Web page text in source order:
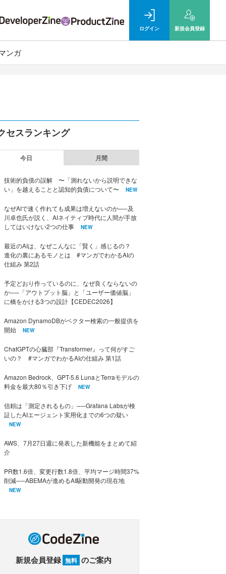
ログイン 新規会員登録
ンガ
セスランキング
今日 月間
技術的負債の誤解 〜「測れないから説明できな
い」を越えることと認知的負債について〜
NEW
なぜAIで速く作れても成果は増えないのか──及
川卓也氏が説く、AIネイティブ時代に人間が手放
してはいけない2つの仕事
NEW
最近のAIは、なぜこんなに「賢く」感じるの？
進化の裏にあるモノとは #マンガでわかるAIの
仕組み 第2話
予定どおり作っているのに、なぜ良くならないの
か──「アウトプット脳」と「ユーザー価値脳」
に橋をかける3つの設計【CEDEC2026】
Amazon DynamoDBがベクター検索の一般提供を
開始
NEW
ChatGPTの心臓部『Transformer』って何がすご
いの？ #マンガでわかるAIの仕組み 第1話
Amazon Bedrock、GPT-5.6 LunaとTerraモデルの
料金を最大80％引き下げ
NEW
信頼は「測定されるもの」──Grafana Labsが検
証したAIエージェント実用化までの6つの疑い
NEW
AWS、7月27日週に発表した新機能をまとめて紹
介
PR数1.6倍、変更行数1.8倍、平均マージ時間37%
削減──ABEMAが進めるAI駆動開発の現在地
NEW
新規会員登録 無料 のご案内